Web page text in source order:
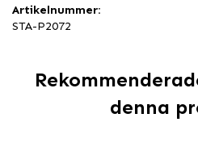
Artikelnummer:
STA-P2072
denna